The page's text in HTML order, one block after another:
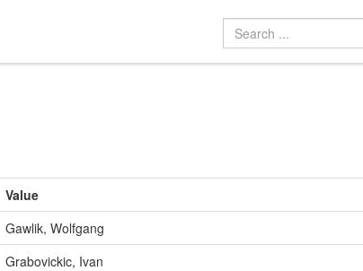
Value
Gawlik, Wolfgang
Grabovickic, Ivan